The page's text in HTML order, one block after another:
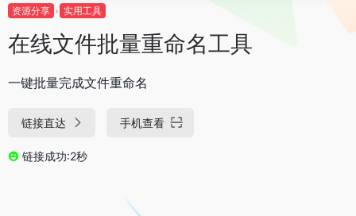
资源分享 实用工具
在线文件批量重命名工具
一键批量完成文件重命名
链接直达 手机查看
链接成功:2秒